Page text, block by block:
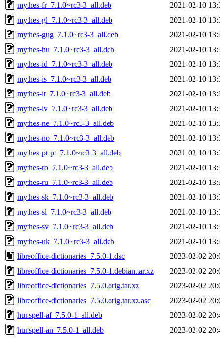
mythes-fr_7.1.0~rc3-3_all.deb
2021-02-10
mythes-gl_7.1.0~rc3-3_all.deb
2021-02-10
mythes-gug_7.1.0~rc3-3_all.deb
2021-02-10
mythes-hu_7.1.0~rc3-3_all.deb
2021-02-10
mythes-id_7.1.0~rc3-3_all.deb
2021-02-10
mythes-is_7.1.0~rc3-3_all.deb
2021-02-10
mythes-it_7.1.0~rc3-3_all.deb
2021-02-10
mythes-lv_7.1.0~rc3-3_all.deb
2021-02-10
mythes-ne_7.1.0~rc3-3_all.deb
2021-02-10
mythes-no_7.1.0~rc3-3_all.deb
2021-02-10
mythes-pt-pt_7.1.0~rc3-3_all.deb
2021-02-10
mythes-ro_7.1.0~rc3-3_all.deb
2021-02-10
mythes-ru_7.1.0~rc3-3_all.deb
2021-02-10
mythes-sk_7.1.0~rc3-3_all.deb
2021-02-10
mythes-sl_7.1.0~rc3-3_all.deb
2021-02-10
mythes-sv_7.1.0~rc3-3_all.deb
2021-02-10
mythes-uk_7.1.0~rc3-3_all.deb
2021-02-10
libreoffice-dictionaries_7.5.0-1.dsc
2023-02-02
libreoffice-dictionaries_7.5.0-1.debian.tar.xz
2023-02-02
libreoffice-dictionaries_7.5.0.orig.tar.xz
2023-02-02
libreoffice-dictionaries_7.5.0.orig.tar.xz.asc
2023-02-02
hunspell-af_7.5.0-1_all.deb
2023-02-02
hunspell-an_7.5.0-1_all.deb
2023-02-02